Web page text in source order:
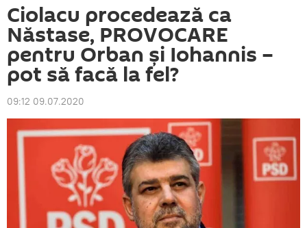
Ciolacu procedează ca
Năstase, PROVOCARE
pentru Orban și Iohannis –
pot să facă la fel?
09:12 09.07.2020